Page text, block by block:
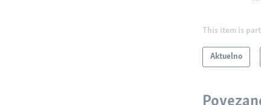
This item is
Aktuelno